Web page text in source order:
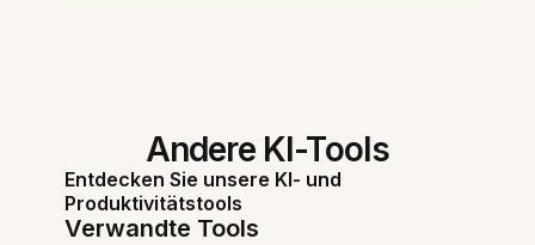
Andere KI-Tools
Entdecken Sie unsere KI- und
Produktivitätstools
Verwandte Tools